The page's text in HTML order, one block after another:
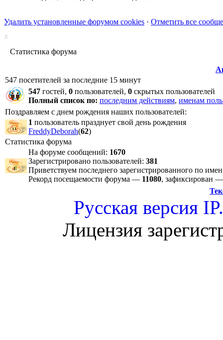
Удалить установленные форумом cookies · Отметить все
Статистика форума
547 посетителей за последние 15 минут
547 гостей, 0 пользователей, 0 скрытых пользователей
Полный список по: последним действиям, именам
Поздравляем с днем рождения наших пользователей:
1 пользователь празднует свой день рождения
FreddyDeborah(62)
Статистика форума
На форуме сообщений: 1670
Зарегистрировано пользователей: 381
Приветствуем последнего зарегистрированного по
Рекорд посещаемости форума — 11080, зафиксирован
Русская версия
Лицензия